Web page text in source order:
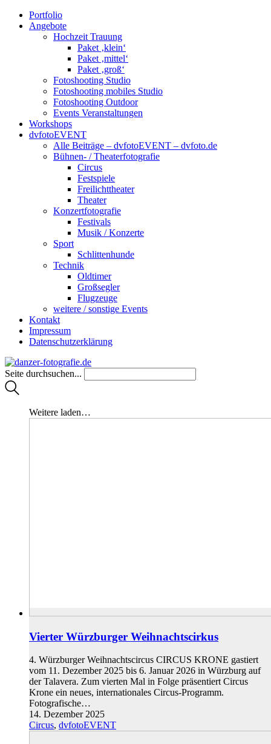
Portfolio
Angebote
Hochzeit Trauung
Paket ‚klein‘
Paket ‚mittel‘
Paket ‚groß‘
Fotoshooting Studio
Fotoshooting mobiles Studio
Fotoshooting Outdoor
Events Veranstaltungen
Workshops
dvfotoEVENT
Alle Beiträge – dvfotoEVENT – dvfoto.de
Bühnen- / Theaterfotografie
Circus
Festspiele
Freilichttheater
Theater
Konzertfotografie
Festivals
Musik / Konzerte
Sport
Schlittenhunde
Technik
Oldtimer
Großsegler
Flugzeuge
weitere / sonstige Events
Kontakt
Impressum
Datenschutzerklärung
Seite durchsuchen...
Weitere laden…
Vierter Würzburger Weihnachtscirkus
4. Würzburger Weihnachtscircus CIRCUS KRONE gastiert
vom 11. Dezember 2025 bis 6. Januar 2026 in Würzburg auf
der Talavera. Zum vierten Mal in Folge präsentiert Circus
Krone ein neues, internationales Circus-Programm.
Fotografische…
14. Dezember 2025
Circus, dvfotoEVENT